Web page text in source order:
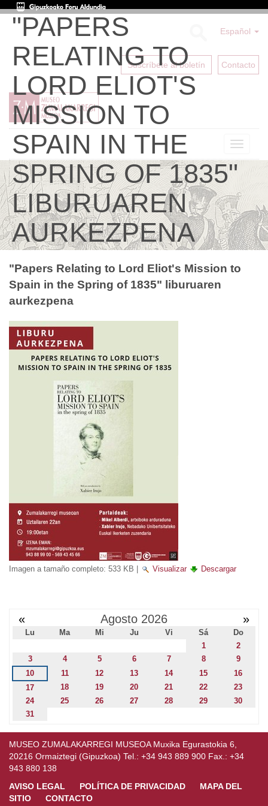
Español
Suscríbete al boletín Contacto
Toggle
"PAPERS
RELATING TO
LORD ELIOT'S
MISSION TO
SPAIN IN THE
SPRING OF 1835"
LIBURUAREN
AURKEZPENA
"Papers Relating to Lord Eliot's Mission to
Spain in the Spring of 1835" liburuaren
aurkezpena
Imagen a tamaño completo: 533 KB | Visualizar Descargar
« Agosto 2026 »
Lu Ma Mi Ju Vi Sá
Do
1
2
3
4 5 6 7 8
9
10
11 12 13 14 15
16
17
18 19 20 21 22
23
24
25 26 27 28 29
30
31
MUSEO ZUMALAKARREGI MUSEOA Muxika Egurastokia 6,
20216 Ormaiztegi (Gipuzkoa) Tel.: +34 943 889 900 Fax.: +34
943 880 138
AVISO LEGAL
POLÍTICA DE PRIVACIDAD
MAPA DEL
SITIO
CONTACTO